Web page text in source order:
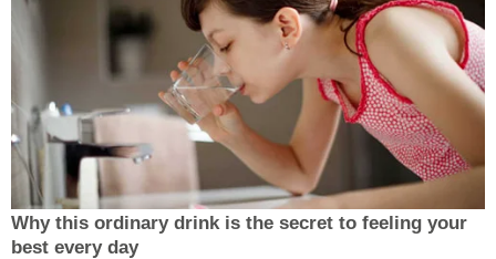
Why this ordinary drink is the secret to feeling your
best every day